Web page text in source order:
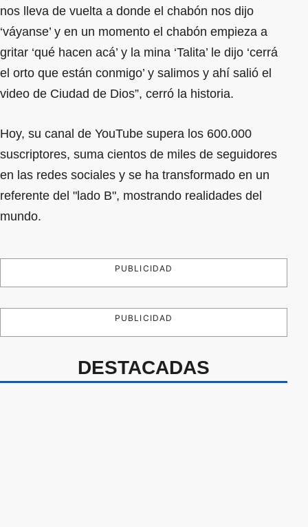
nos lleva de vuelta a donde el chabón nos dijo
‘váyanse’ y en un momento el chabón empieza a
gritar ‘qué hacen acá’ y la mina ‘Talita’ le dijo ‘cerrá
el orto que están conmigo’ y salimos y ahí salió el
video de Ciudad de Dios”, cerró la historia.
Hoy, su canal de YouTube supera los 600.000
suscriptores, suma cientos de miles de seguidores
en las redes sociales y se ha transformado en un
referente del "lado B", mostrando realidades del
mundo.
PUBLICIDAD
PUBLICIDAD
DESTACADAS